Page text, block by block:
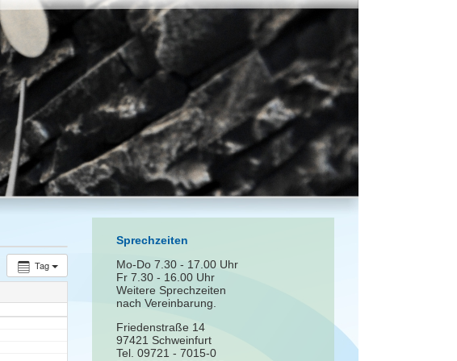
Tag
Sprechzeiten
Mo-Do 7.30 - 17.00 Uhr
Fr 7.30 - 16.00 Uhr
Weitere Sprechzeiten
nach Vereinbarung.
Friedenstraße 14
97421 Schweinfurt
Tel. 09721 - 7015-0